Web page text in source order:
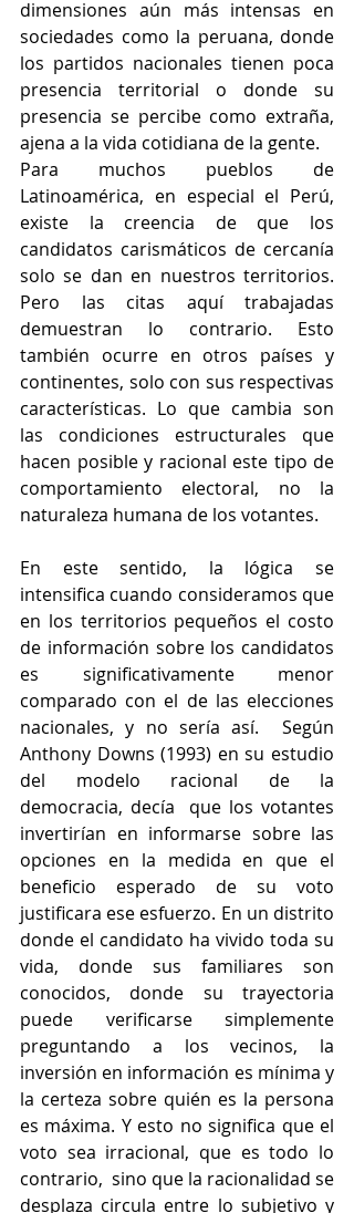
dimensiones aún más intensas en
sociedades como la peruana, donde
los partidos nacionales tienen poca
presencia territorial o donde su
presencia se percibe como extraña,
ajena a la vida cotidiana de la gente.
Para muchos pueblos de
Latinoamérica, en especial el Perú,
existe la creencia de que los
candidatos carismáticos de cercanía
solo se dan en nuestros territorios.
Pero las citas aquí trabajadas
demuestran lo contrario. Esto
también ocurre en otros países y
continentes, solo con sus respectivas
características. Lo que cambia son
las condiciones estructurales que
hacen posible y racional este tipo de
comportamiento electoral, no la
naturaleza humana de los votantes.
En este sentido, la lógica se
intensifica cuando consideramos que
en los territorios pequeños el costo
de información sobre los candidatos
es significativamente menor
comparado con el de las elecciones
nacionales, y no sería así.  Según
Anthony Downs (1993) en su estudio
del modelo racional de la
democracia, decía  que los votantes
invertirían en informarse sobre las
opciones en la medida en que el
beneficio esperado de su voto
justificara ese esfuerzo. En un distrito
donde el candidato ha vivido toda su
vida, donde sus familiares son
conocidos, donde su trayectoria
puede verificarse simplemente
preguntando a los vecinos, la
inversión en información es mínima y
la certeza sobre quién es la persona
es máxima. Y esto no significa que el
voto sea irracional, que es todo lo
contrario,  sino que la racionalidad se
desplaza circula entre lo subjetivo y